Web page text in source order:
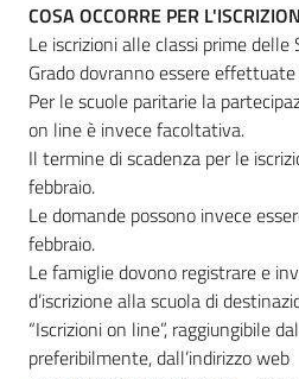
COSA OCCORRE PER
Le iscrizioni alle classi prime delle
Grado dovranno essere
Per le scuole paritarie la
on line è invece facoltativa.
Il termine di scadenza per le
febbraio.
Le domande possono invece
febbraio.
Le famiglie dovono registrare e
d’iscrizione alla scuola di
“Iscrizioni on line”, raggiungibile
preferibilmente, dall’indirizzo web